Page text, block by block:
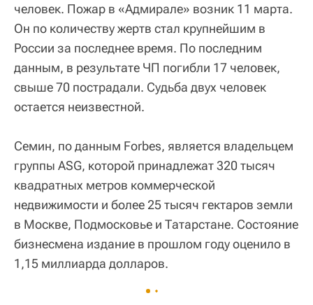
человек. Пожар в «Адмирале» возник 11 марта.
Он по количеству жертв стал крупнейшим в
России за последнее время. По последним
данным, в результате ЧП погибли 17 человек,
свыше 70 пострадали. Судьба двух человек
остается неизвестной.
Семин, по данным Forbes, является владельцем
группы ASG, которой принадлежат 320 тысяч
квадратных метров коммерческой
недвижимости и более 25 тысяч гектаров земли
в Москве, Подмосковье и Татарстане. Состояние
бизнесмена издание в прошлом году оценило в
1,15 миллиарда долларов.